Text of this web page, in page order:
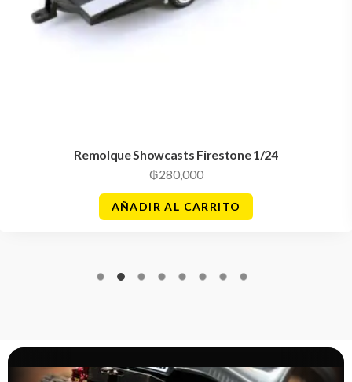
Remolque Showcasts Firestone 1/24
₲280,000
AÑADIR AL CARRITO